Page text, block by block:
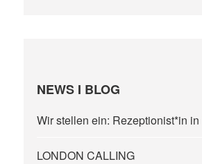
NEWS I BLOG
Wir stellen ein: Rezeptionist*in in
LONDON CALLING